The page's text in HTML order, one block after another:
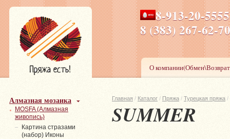
8-913-20-
8 (383) 267-
ПН-ПТ 8-17,СБ-ВС 9-
О
Главная / Каталог / Пряжа / Турецкая пряжа /
SUMMER
Алмазная мозаика
MOSFA (Алмазная
живопись)
Картина стразами
(набор) Иконы